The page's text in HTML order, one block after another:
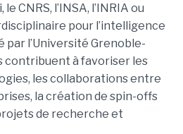
CNRS, l’INSA, l’INRIA ou
pour l’intelligence
l’Université Grenoble-
contribuent à favoriser les
les collaborations entre
la création de spin-offs
de recherche et